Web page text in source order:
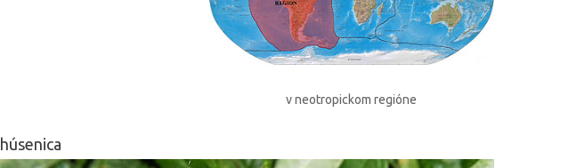
v neotropickom regióne
húsenica